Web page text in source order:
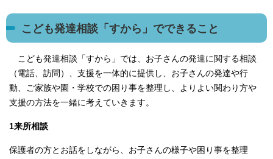
こども発達相談「すから」でできること
こども発達相談「すから」では、お子さんの発達に関する相談
（電話、訪問）、支援を一体的に提供し、お子さんの発達や行
動、ご家族や園・学校での困り事を整理し、よりよい関わり方や
支援の方法を一緒に考えていきます。
1来所相談
保護者の方とお話をしながら、お子さんの様子や困り事を整理